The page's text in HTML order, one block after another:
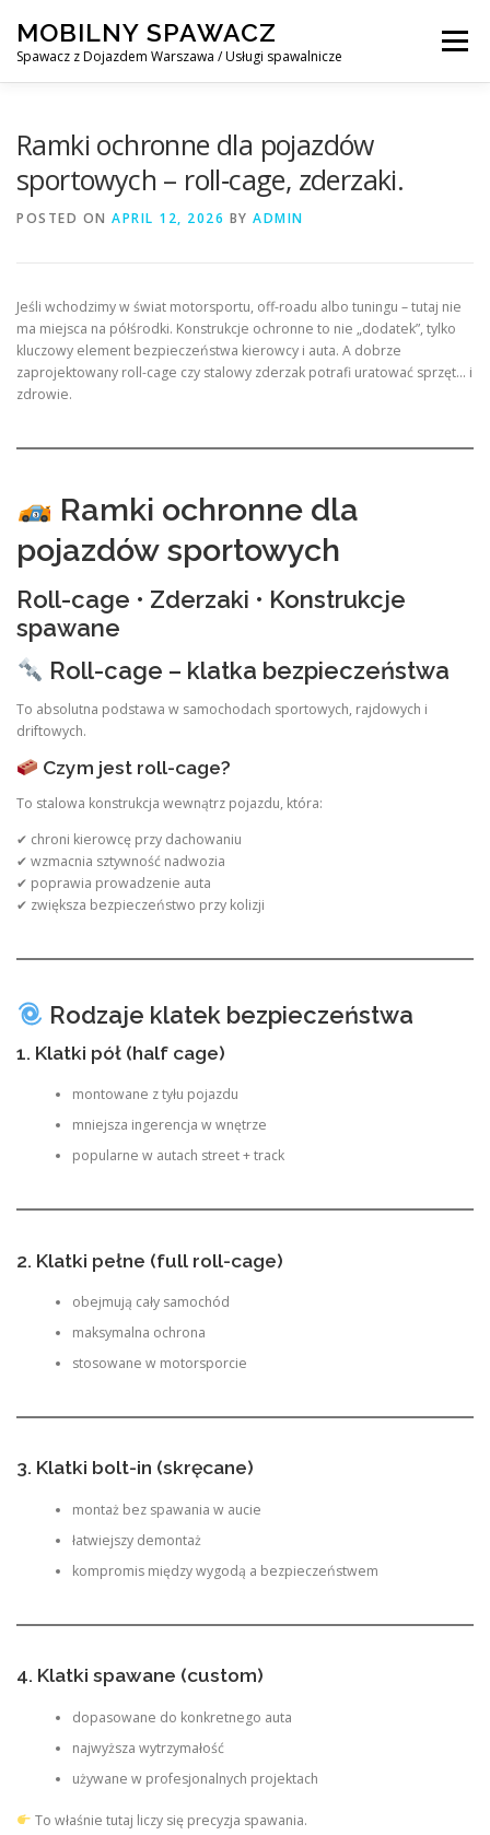
content
MOBILNY SPAWACZ
Spawacz z Dojazdem Warszawa / Usługi spawalnicze
Menu
Ramki ochronne dla pojazdów
sportowych – roll‑cage, zderzaki.
POSTED ON APRIL 12, 2026 BY ADMIN
Jeśli wchodzimy w świat motorsportu, off-roadu albo tuningu – tutaj nie
ma miejsca na półśrodki. Konstrukcje ochronne to nie „dodatek”, tylko
kluczowy element bezpieczeństwa kierowcy i auta. A dobrze
zaprojektowany roll-cage czy stalowy zderzak potrafi uratować sprzęt… i
zdrowie.
Ramki ochronne dla
pojazdów sportowych
Roll-cage • Zderzaki • Konstrukcje
spawane
Roll-cage – klatka bezpieczeństwa
To absolutna podstawa w samochodach sportowych, rajdowych i
driftowych.
Czym jest roll-cage?
To stalowa konstrukcja wewnątrz pojazdu, która:
✔ chroni kierowcę przy dachowaniu
✔ wzmacnia sztywność nadwozia
✔ poprawia prowadzenie auta
✔ zwiększa bezpieczeństwo przy kolizji
Rodzaje klatek bezpieczeństwa
1. Klatki pół (half cage)
montowane z tyłu pojazdu
mniejsza ingerencja w wnętrze
popularne w autach street + track
2. Klatki pełne (full roll-cage)
obejmują cały samochód
maksymalna ochrona
stosowane w motorsporcie
3. Klatki bolt-in (skręcane)
montaż bez spawania w aucie
łatwiejszy demontaż
kompromis między wygodą a bezpieczeństwem
4. Klatki spawane (custom)
dopasowane do konkretnego auta
najwyższa wytrzymałość
używane w profesjonalnych projektach
To właśnie tutaj liczy się precyzja spawania.